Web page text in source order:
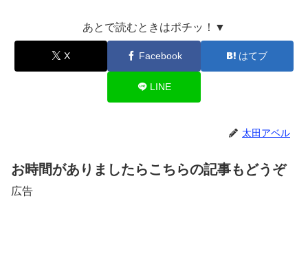
あとで読むときはポチッ！▼
X Facebook はてブ
LINE
太田アベル
お時間がありましたらこちらの記事もどうぞ
広告